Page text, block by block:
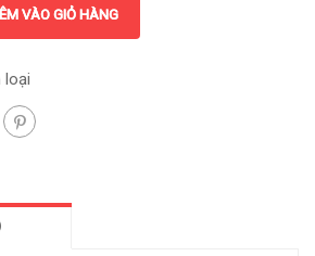
VÀO GIỎ HÀNG
loại